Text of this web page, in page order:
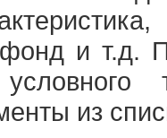
и т.д.
из